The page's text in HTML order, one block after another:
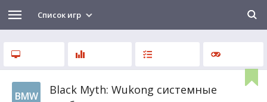
Список игр
BMW
Black Myth: Wukong системные